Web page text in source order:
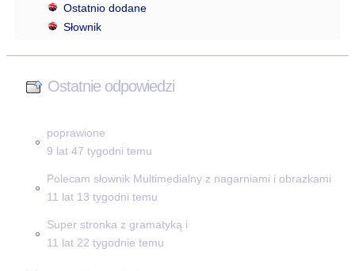
Ostatnio dodane
Słownik
Ostatnie odpowiedzi
poprawione
9 lat 47 tygodni temu
Polecam słownik Multimedialny z nagarniami i obrazkami
11 lat 13 tygodni temu
Super stronka z gramatyką i
11 lat 22 tygodnie temu